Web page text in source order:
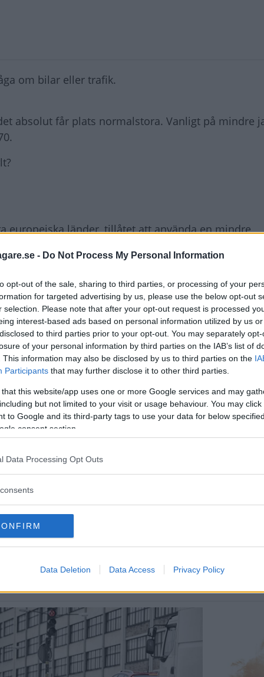
- Do Not Process My Personal Information
opt-out of the sale, sharing to third parties, or processing of your
for targeted advertising by us, please use the below opt-out
selection. Please note that after your opt-out request is processed
interest-based ads based on personal information utilized by us
to third parties prior to your opt-out. You may separately
of your personal information by third parties on the IAB’s list of
This information may also be disclosed by us to third parties on the
Participants that may further disclose it to other third parties.
that this website/app uses one or more Google services and may
but not limited to your visit or usage behaviour. You may
to Google and its third-party tags to use your data for below
consent section.
Data Processing Opt Outs
Data Deletion Data Access Privacy Policy
om bilar eller trafik.
absolut får plats normalstora. Vanligt på mindre
europeiska länder, tillåtet att använda en mindre
när bilen registreringsbesiktas.
skylt inte får plats men ibland blir det fel. Ibland
finns hur mycket plats som helst. Vid en
att det måste ha blivit något fel i systemet.
du inte råkar ha en bil där den stora absolut inte
är att de små skyltarna är svårare att avläsa för
för trängselskatt med mera.